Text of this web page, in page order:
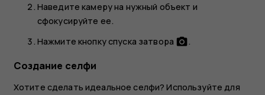
Наведите камеру на нужный объект и
сфокусируйте ее.
Нажмите кнопку спуска затвора photo_camera.
Создание селфи
Хотите сделать идеальное селфи? Используйте для